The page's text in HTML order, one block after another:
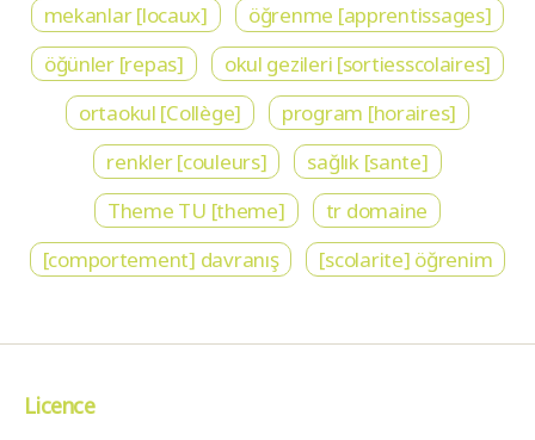
mekanlar [locaux]
öğrenme [apprentissages]
öğünler [repas]
okul gezileri [sortiesscolaires]
ortaokul [Collège]
program [horaires]
renkler [couleurs]
sağlık [sante]
Theme TU [theme]
tr domaine
[comportement] davranış
[scolarite] öğrenim
Licence